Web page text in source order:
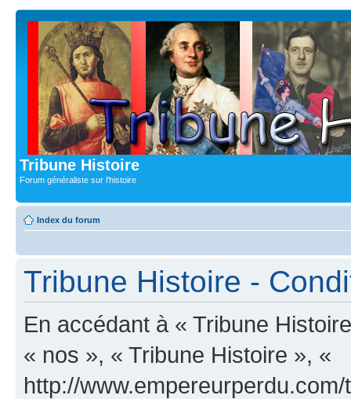
Tribune Histoire
Forum généraliste sur l'histoire
Index du forum
Tribune Histoire -
En accédant à « Tribune
« nos », « Tribune Histoire », «
http://